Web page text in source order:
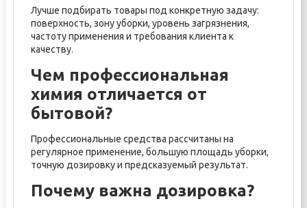
Лучше подбирать товары под конкретную задачу:
поверхность, зону уборки, уровень загрязнения,
частоту применения и требования клиента к
качеству.
Чем профессиональная
химия отличается от
бытовой?
Профессиональные средства рассчитаны на
регулярное применение, большую площадь уборки,
точную дозировку и предсказуемый результат.
Почему важна дозировка?